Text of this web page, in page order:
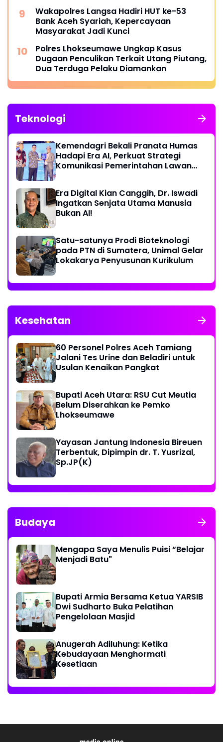
Wakapolres Langsa Hadiri HUT ke-53
Bank Aceh Syariah, Kepercayaan
Masyarakat Jadi Kunci
Polres Lhokseumawe Ungkap Kasus
Dugaan Penculikan Terkait Utang Piutang,
Dua Terduga Pelaku Diamankan
Teknologi
Kemendagri Bekali Pranata Humas
Hadapi Era AI, Perkuat Strategi
Komunikasi Pemerintahan Lawan
Era Digital Kian Canggih, Dr. Iswadi
Ingatkan Senjata Utama Manusia
Bukan AI!
Satu-satunya Prodi Bioteknologi
pada PTN di Sumatera, Unimal Gelar
Lokakarya Penyusunan Kurikulum
Kesehatan
60 Personel Polres Aceh Tamiang
Jalani Tes Urine dan Beladiri untuk
Usulan Kenaikan Pangkat
Bupati Aceh Utara: RSU Cut Meutia
Belum Diserahkan ke Pemko
Lhokseumawe
Yayasan Jantung Indonesia Bireuen
Terbentuk, Dipimpin dr. T. Yusrizal,
Sp.JP(K)
Budaya
Mengapa Saya Menulis Puisi “Belajar
Menjadi Batu"
Bupati Armia Bersama Ketua YARSIB
Dwi Sudharto Buka Pelatihan
Pengelolaan Masjid
Anugerah Adiluhung: Ketika
Kebudayaan Menghormati
Kesetiaan